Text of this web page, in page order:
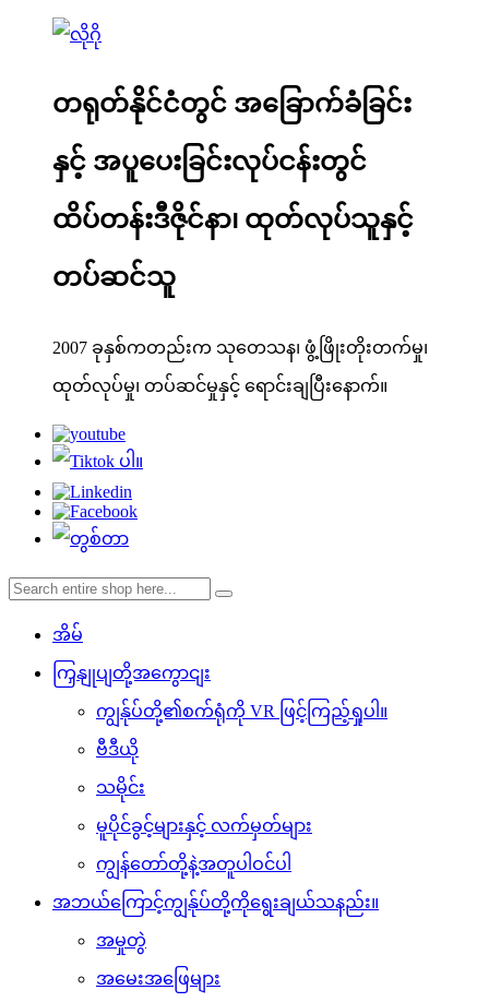
တရုတ်နိုင်ငံတွင် အခြောက်ခံခြင်း
နှင့် အပူပေးခြင်းလုပ်ငန်းတွင်
ထိပ်တန်းဒီဇိုင်နာ၊ ထုတ်လုပ်သူနှင့်
တပ်ဆင်သူ
2007 ခုနှစ်ကတည်းက သုတေသန၊ ဖွံ့ဖြိုးတိုးတက်မှု၊
ထုတ်လုပ်မှု၊ တပ်ဆင်မှုနှင့် ရောင်းချပြီးနောက်။
အိမ်
ကြှနျုပျတို့အကွောငျး
ကျွန်ုပ်တို့၏စက်ရုံကို VR ဖြင့်ကြည့်ရှုပါ။
ဗီဒီယို
သမိုင်း
မူပိုင်ခွင့်များနှင့် လက်မှတ်များ
ကျွန်တော်တို့နဲ့အတူပါဝင်ပါ
အဘယ်ကြောင့်ကျွန်ုပ်တို့ကိုရွေးချယ်သနည်း။
အမှုတွဲ
အမေးအဖြေများ